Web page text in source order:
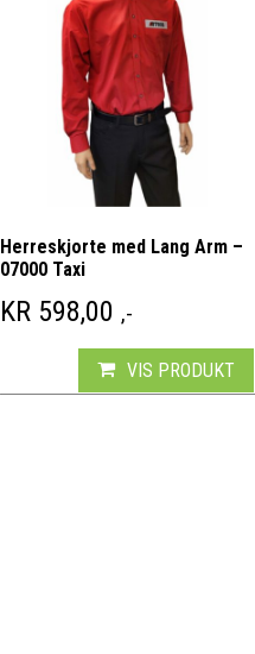
Herreskjorte med Lang Arm –
07000 Taxi
KR 598,00 ,-
VIS PRODUKT